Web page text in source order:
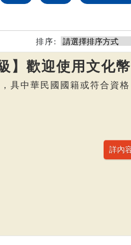
排序:
】歡迎使用文化幣
具中華民國國籍或符合資格